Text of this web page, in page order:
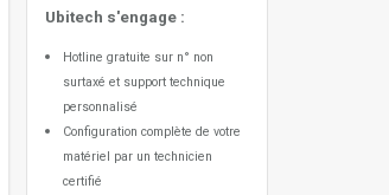
Ubitech s'engage :
Hotline gratuite sur n° non
surtaxé et support technique
personnalisé
Configuration complète de votre
matériel par un technicien
certifié